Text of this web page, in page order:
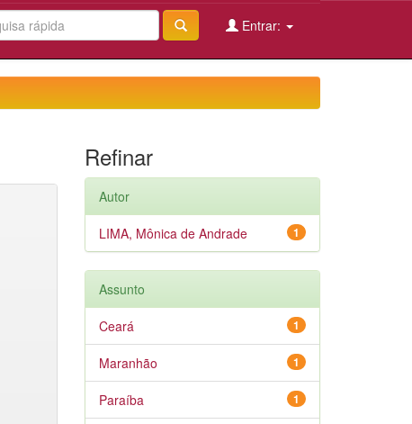
Entrar:
Refinar
Autor
1
LIMA, Mônica de Andrade
Assunto
1
Ceará
1
Maranhão
1
Paraíba